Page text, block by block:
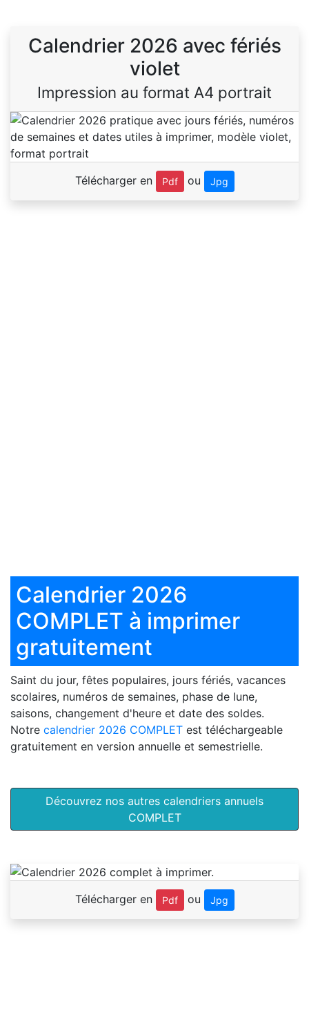
Calendrier 2026 avec fériés
violet
Impression au format A4 portrait
Télécharger en Pdf ou Jpg
Calendrier 2026
COMPLET à imprimer
gratuitement
Saint du jour, fêtes populaires, jours fériés, vacances
scolaires, numéros de semaines, phase de lune,
saisons, changement d'heure et date des soldes.
Notre calendrier 2026 COMPLET est téléchargeable
gratuitement en version annuelle et semestrielle.
Découvrez nos autres calendriers annuels
COMPLET
Télécharger en Pdf ou Jpg